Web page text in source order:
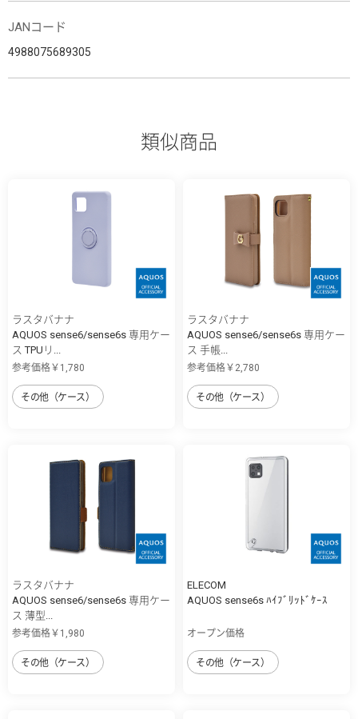
JANコード
4988075689305
類似商品
ラスタバナナ
AQUOS sense6/sense6s 専用ケー
ス TPUリ...
参考価格￥1,780
その他（ケース）
ラスタバナナ
AQUOS sense6/sense6s 専用ケー
ス 手帳...
参考価格￥2,780
その他（ケース）
ラスタバナナ
AQUOS sense6/sense6s 専用ケー
ス 薄型...
参考価格￥1,980
その他（ケース）
ELECOM
AQUOS sense6s ﾊｲﾌﾞﾘｯﾄﾞｹｰｽ
オープン価格
その他（ケース）